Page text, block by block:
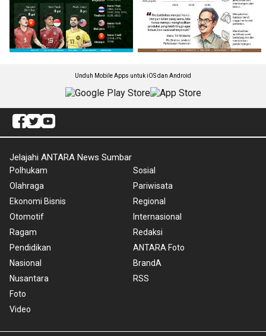
Unduh Mobile Apps untuk iOS dan Android
Jelajahi ANTARA News Sumbar
Polhukam
Olahraga
Ekonomi Bisnis
Otomotif
Ragam
Pendidikan
Nasional
Nusantara
Foto
Video
Sosial
Pariwisata
Regional
Internasional
Redaksi
ANTARA Foto
BrandA
RSS